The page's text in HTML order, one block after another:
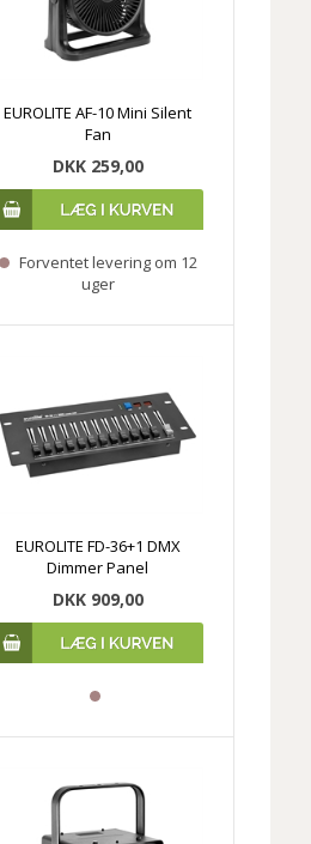
EUROLITE AF-10 Mini Silent
Fan
DKK 259,00
Forventet levering om 12
uger
EUROLITE FD-36+1 DMX
Dimmer Panel
DKK 909,00